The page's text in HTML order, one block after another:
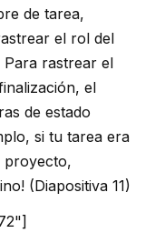
de tarea,
el rol del
Para rastrear el
el
de estado
si tu tarea era
proyecto,
(Diapositiva 11)